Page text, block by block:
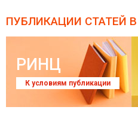
ПУБЛИКАЦИИ СТАТЕЙ
РИНЦ
К условиям публикации